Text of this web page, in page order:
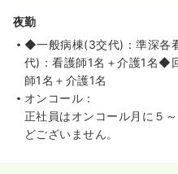
夜勤
◆一般病棟(3交代)：準深各
代)：看護師1名＋介護1名◆
師1名＋介護1名
オンコール：
正社員はオンコール月に５
どございません。